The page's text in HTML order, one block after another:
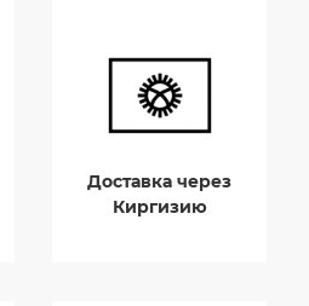
Доставка через
Киргизию